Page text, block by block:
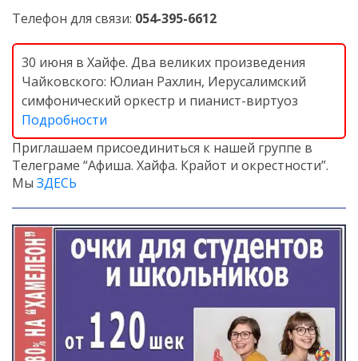
Телефон для связи: 054-395-6612
30 июня в Хайфе. Два великих произведения
Чайковского: Юлиан Рахлин, Иерусалимский
симфонический оркестр и пианист-виртуоз
Подробности
Приглашаем присоединиться к нашей группе в
Телеграме “Афиша. Хайфа. Крайот и окрестности”.
Мы ЗДЕСЬ